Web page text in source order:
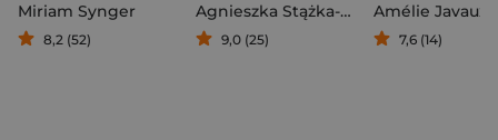
Miriam Synger
8,2 (52)
Agnieszka Stążka-Gawrysiak
9,0 (25)
Amélie Javaux
7,6 (14)